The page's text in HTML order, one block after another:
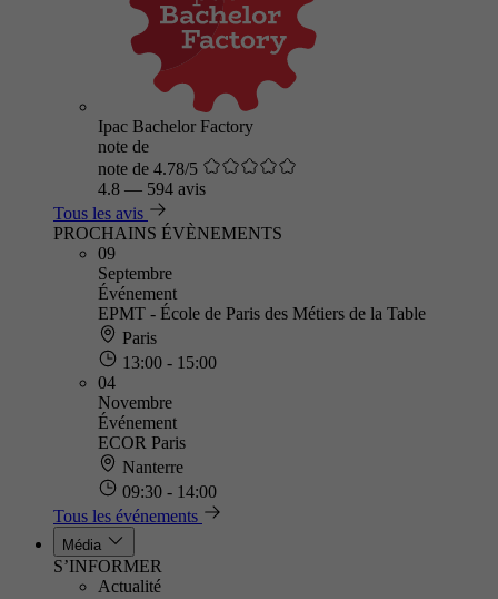
Ipac Bachelor Factory
note de
note de 4.78/5
4.8 — 594 avis
Tous les avis
PROCHAINS ÉVÈNEMENTS
09
Septembre
Événement
EPMT - École de Paris des Métiers de la Table
Paris
13:00 - 15:00
04
Novembre
Événement
ECOR Paris
Nanterre
09:30 - 14:00
Tous les événements
Média
S’INFORMER
Actualité